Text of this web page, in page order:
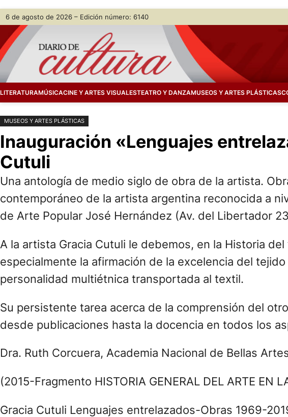
Saltar
contenido
Skip
content
6 de agosto de 2026 – Edición número: 6140
LITERATURAMÚSICACINE Y ARTES VISUALESTEATRO Y DANZAMUSEOS Y ARTES PLÁSTICAS
MUSEOS Y ARTES PLÁSTICAS
Inauguración «Lenguajes
Cutuli
Una antología de medio siglo de obra de la artista.
contemporáneo de la artista argentina reconocida a
de Arte Popular José Hernández (Av. del Libertador
A la artista Gracia Cutuli le debemos, en la Historia
especialmente la afirmación de la excelencia del
personalidad multiétnica transportada al textil.
Su persistente tarea acerca de la comprensión del
desde publicaciones hasta la docencia en todos los
Dra. Ruth Corcuera, Academia Nacional de Bellas
(2015-Fragmento HISTORIA GENERAL DEL ARTE EN
Gracia Cutuli Lenguajes entrelazados-Obras 1969-